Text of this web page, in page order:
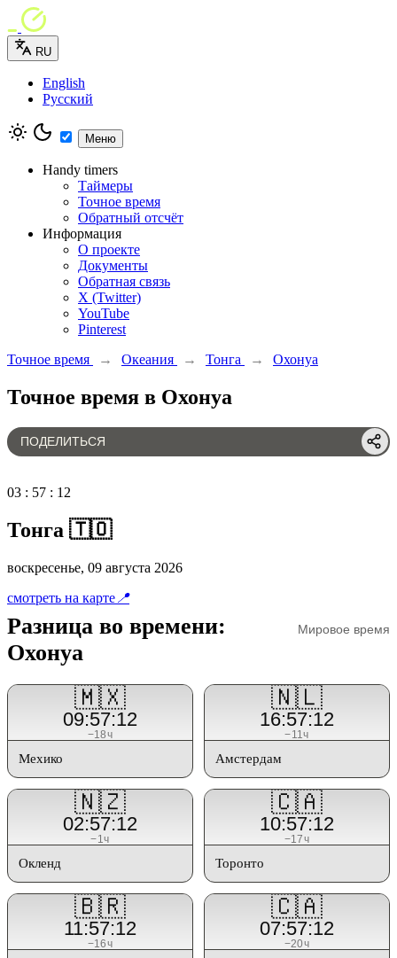
RU
English
Русский
Меню
Handy timers
Таймеры
Точное время
Обратный отсчёт
Информация
О проекте
Документы
Обратная связь
X (Twitter)
YouTube
Pinterest
Точное время
→ Океания → Тонга → Охонуа
Точное время в Охонуа
ПОДЕЛИТЬСЯ
03 : 57 : 12
Тонга 🇹🇴
воскресенье, 09 августа 2026
смотреть на карте 📍
Разница во времени:
Охонуа
Мировое время
🇲🇽
09:57:12
−18ч
Мехико
🇳🇱
16:57:12
−11ч
Амстердам
🇳🇿
02:57:12
−1ч
Окленд
🇨🇦
10:57:12
−17ч
Торонто
🇧🇷
11:57:12
−16ч
🇨🇦
07:57:12
−20ч